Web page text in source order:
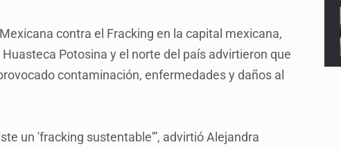
contra el Fracking en la capital mexicana,
Potosina y el norte del país advirtieron que
contaminación, enfermedades y daños al
un 'fracking sustentable'”, advirtió Alejandra